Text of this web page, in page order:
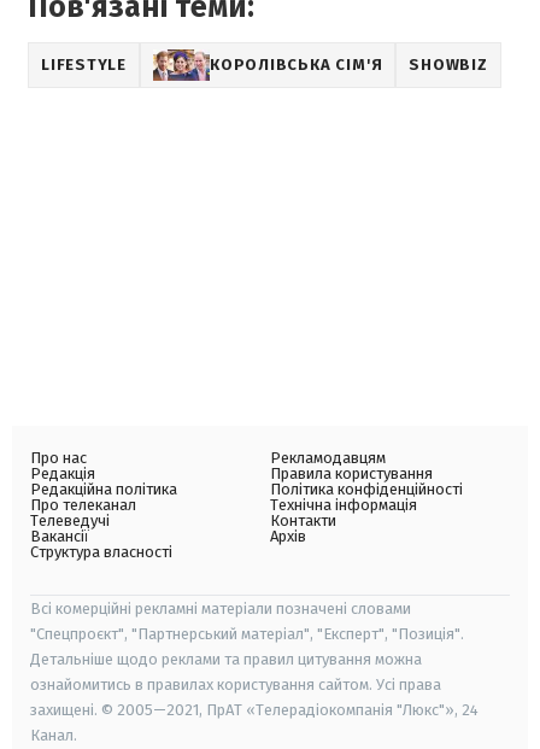
LIFESTYLE КОРОЛІВСЬКА СІМ'Я SHOWBIZ
Про нас
Редакція
Редакційна політика
Про телеканал
Телеведучі
Вакансії
Структура власності
Рекламодавцям
Правила користування
Політика конфіденційності
Технічна інформація
Контакти
Архів
Всі комерційні рекламні матеріали позначені словами
"Спецпроєкт", "Партнерський матеріал", "Експерт", "Позиція".
Детальніше щодо реклами та правил цитування можна
ознайомитись в правилах користування сайтом. Усі права
захищені. © 2005—2021, ПрАТ «Телерадіокомпанія "Люкс"», 24
Канал.